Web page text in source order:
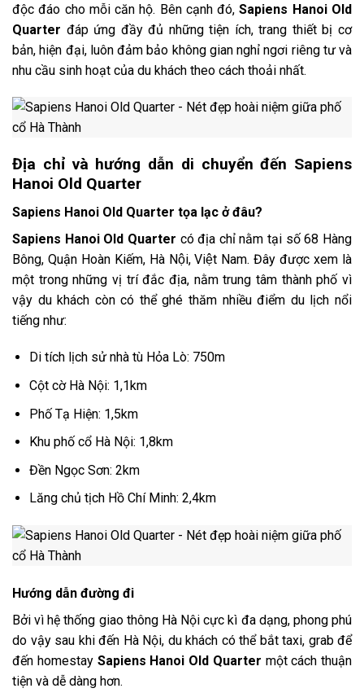
độc đáo cho mỗi căn hộ. Bên cạnh đó,Sapiens Hanoi Old
Quarter đáp ứng đầy đủ những tiện ích, trang thiết bị cơ
bản, hiện đại, luôn đảm bảo không gian nghỉ ngơi riêng tư và
nhu cầu sinh hoạt của du khách theo cách thoải nhất.
Địa chỉ và hướng dẫn di chuyển đến Sapiens
Hanoi Old Quarter
Sapiens Hanoi Old Quarter tọa lạc ở đâu?
Sapiens Hanoi Old Quarter có địa chỉ nằm tại số68 Hàng
Bông, Quận Hoàn Kiếm, Hà Nội, Việt Nam. Đây được xem là
một trong những vị trí đắc địa, nằmtrung tâm thành phố vì
vậy du khách còn có thể ghé thăm nhiều điểm du lịch nổi
tiếng như:
Di tích lịch sử nhà tù Hỏa Lò: 750m
Cột cờ Hà Nội: 1,1km
Phố Tạ Hiện: 1,5km
Khu phố cổ Hà Nội: 1,8km
Đền Ngọc Sơn: 2km
Lăng chủ tịch Hồ Chí Minh: 2,4km
Hướng dẫn đường đi
Bởi vì hệ thống giao thông Hà Nội cực kì đa dạng, phong phú
do vậy sau khi đến Hà Nội, du khách có thể bắt taxi, grab để
đến homestay Sapiens Hanoi Old Quarter một cách thuận
tiện và dễ dàng hơn.